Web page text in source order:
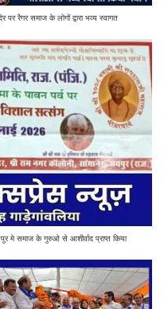
पर रैगर समाज के लोगों द्वारा भव्य स्वागत
मे समाज के गुरुओ से आशीर्वाद प्राप्त किया